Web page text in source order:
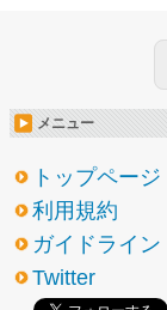
メニュー
トップページ
利用規約
ガイドライン
Twitter